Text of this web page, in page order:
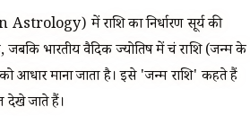
Astrology) में राशि का निर्धारण सूर्य की
भारतीय वैदिक ज्योतिष में चंद्र राशि (जन्म के
को आधार माना जाता है। इसे 'जन्म राशि' कहते हैं
जाते हैं।